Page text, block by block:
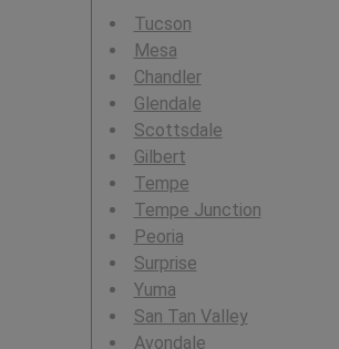
Tucson
Mesa
Chandler
Glendale
Scottsdale
Gilbert
Tempe
Tempe Junction
Peoria
Surprise
Yuma
San Tan Valley
Avondale